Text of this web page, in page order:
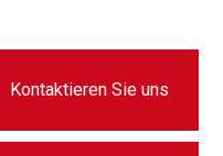
Kontaktieren Sie uns